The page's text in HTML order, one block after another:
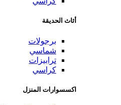
أثاث الحديقة
برجولات
شماسي
ترابيزات
كراسي
اكسسوارات المنزل